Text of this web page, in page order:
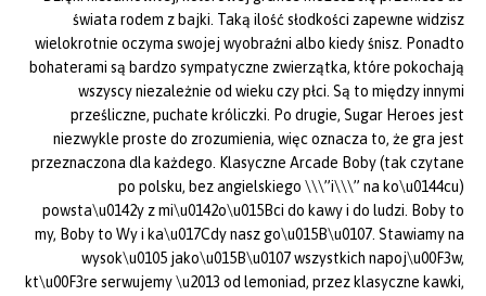
świata rodem z bajki. Taką ilość słodkości zapewne widzisz
wielokrotnie oczyma swojej wyobraźni albo kiedy śnisz. Ponadto
bohaterami są bardzo sympatyczne zwierzątka, które pokochają
wszyscy niezależnie od wieku czy płci. Są to między innymi
prześliczne, puchate króliczki. Po drugie, Sugar Heroes jest
niezwykle proste do zrozumienia, więc oznacza to, że gra jest
przeznaczona dla każdego. Klasyczne Arcade Boby (tak czytane
po polsku, bez angielskiego \\\”i\\\” na ko\u0144cu)
powsta\u0142y z mi\u0142o\u015Bci do kawy i do ludzi. Boby to
my, Boby to Wy i ka\u017Cdy nasz go\u015B\u0107. Stawiamy na
wysok\u0105 jako\u015B\u0107 wszystkich napoj\u00F3w,
kt\u00F3re serwujemy \u2013 od lemoniad, przez klasyczne kawki,